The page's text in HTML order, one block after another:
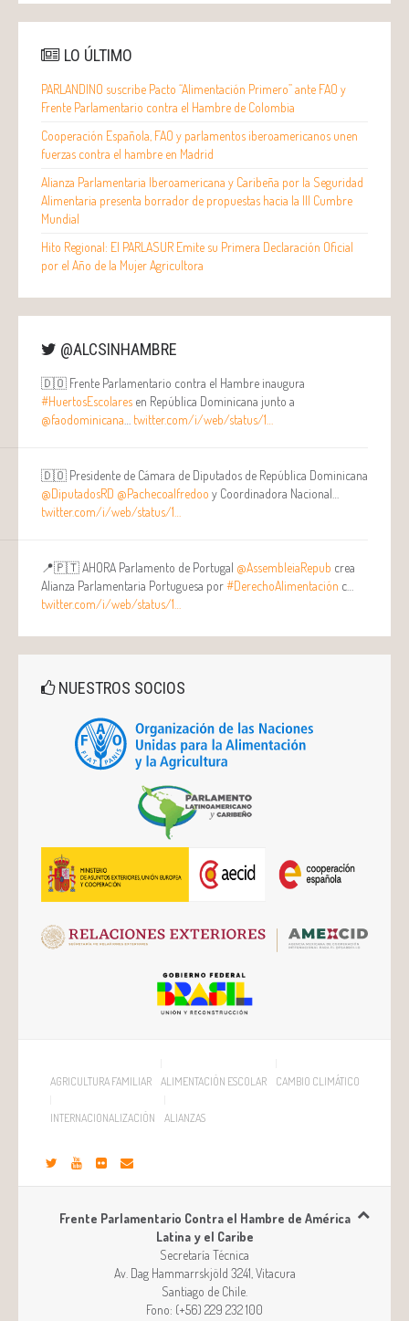
LO ÚLTIMO
PARLANDINO suscribe Pacto “Alimentación Primero” ante FAO y
Frente Parlamentario contra el Hambre de Colombia
Cooperación Española, FAO y parlamentos iberoamericanos unen
fuerzas contra el hambre en Madrid
Alianza Parlamentaria Iberoamericana y Caribeña por la Seguridad
Alimentaria presenta borrador de propuestas hacia la III Cumbre
Mundial
Hito Regional: El PARLASUR Emite su Primera Declaración Oficial
por el Año de la Mujer Agricultora
@ALCSINHAMBRE
🇩🇴 Frente Parlamentario contra el Hambre inaugura
#HuertosEscolares en República Dominicana junto a
@faodominicana
twitter.com/i/web/status/1…
🇩🇴 Presidente de Cámara de Diputados de República Dominicana
@DiputadosRD @Pachecoalfredoo y Coordinadora Nacional…
twitter.com/i/web/status/1…
📍🇵🇹 AHORA Parlamento de Portugal @AssembleiaRepub crea
Alianza Parlamentaria Portuguesa por#DerechoAlimentación c…
twitter.com/i/web/status/1…
NUESTROS SOCIOS
AGRICULTURA FAMILIAR ALIMENTACIÓN ESCOLAR CAMBIO CLIMÁTICO
INTERNACIONALIZACIÓN ALIANZAS
Frente Parlamentario Contra el Hambre de América
Latina y el Caribe
Secretaría Técnica
Av. Dag Hammarrskjöld 3241, Vitacura
Santiago de Chile
Fono: (+56) 229 232 100